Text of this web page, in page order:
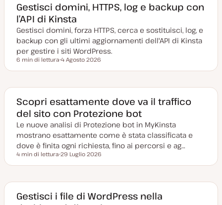
Gestisci domini, HTTPS, log e backup con
l’API di Kinsta
Gestisci domini, forza HTTPS, cerca e sostituisci, log, e
backup con gli ultimi aggiornamenti dell'API di Kinsta
per gestire i siti WordPress.
Tempo di lettura
6 min di lettura
a
a
g
g
i
o
r
a
a
4 Agosto 2026
Scopri esattamente dove va il traffico
del sito con Protezione bot
Le nuove analisi di Protezione bot in MyKinsta
mostrano esattamente come è stata classificata e
dove è finita ogni richiesta, fino ai percorsi e ag…
Tempo di lettura
4 min di lettura
a
a
g
g
29 Luglio 2026
Gestisci i file di WordPress nella